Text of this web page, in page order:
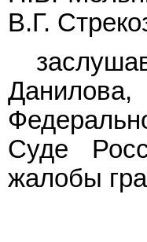
В.Г.
Суде
жалобы